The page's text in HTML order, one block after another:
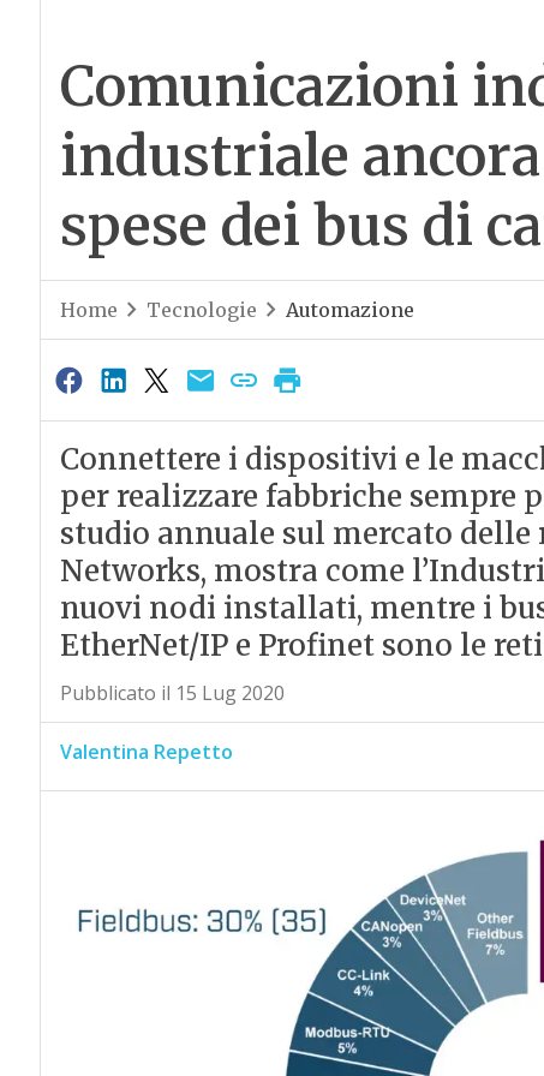
Comunicazioni
industriale
spese dei bus di
Home Tecnologie Automazione
Connettere i dispositivi e le
per realizzare fabbriche sempre
studio annuale sul mercato
Networks, mostra come
nuovi nodi installati, mentre i
EtherNet/IP e Profinet sono le
Pubblicato il 15 Lug 2020
Valentina Repetto